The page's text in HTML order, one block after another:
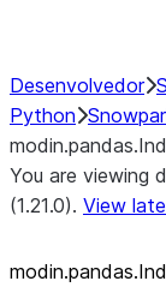
Desenvolvedor
Python
You are viewing
(1.21.0). View